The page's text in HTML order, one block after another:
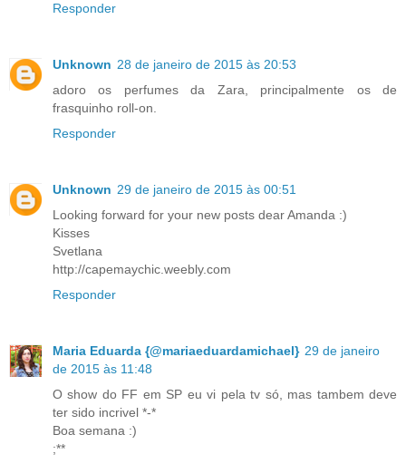
Responder
Unknown 28 de janeiro de 2015 às 20:53
adoro os perfumes da Zara, principalmente os de
frasquinho roll-on.
Responder
Unknown 29 de janeiro de 2015 às 00:51
Looking forward for your new posts dear Amanda :)
Kisses
Svetlana
http://capemaychic.weebly.com
Responder
Maria Eduarda {@mariaeduardamichael} 29 de janeiro
de 2015 às 11:48
O show do FF em SP eu vi pela tv só, mas tambem deve
ter sido incrivel *-*
Boa semana :)
;**